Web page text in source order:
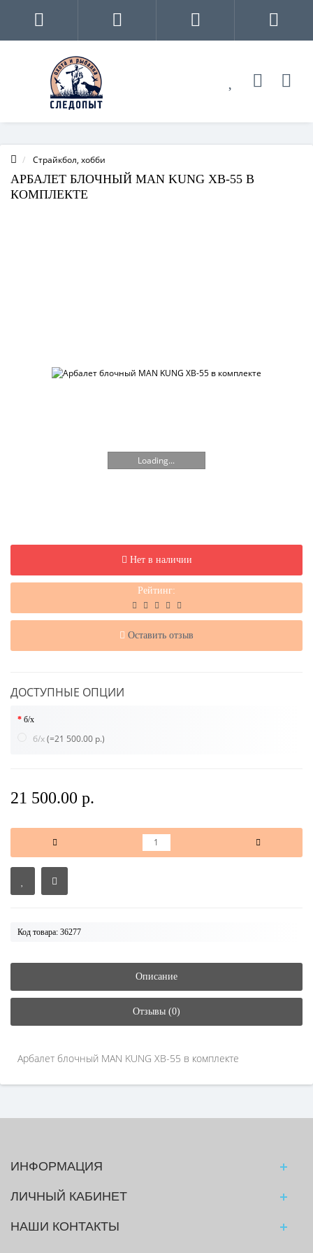
Страйкбол, хобби
АРБАЛЕТ БЛОЧНЫЙ MAN KUNG XB-55 В
КОМПЛЕКТЕ
Loading...
Нет в наличии
Рейтинг:
Оставить отзыв
ДОСТУПНЫЕ ОПЦИИ
б/х
б/х(=21 500.00 р.)
21 500.00 р.
Код товара: 36277
Описание
Отзывы (0)
Арбалет блочный MAN KUNG XB-55 в комплекте
ИНФОРМАЦИЯ
ЛИЧНЫЙ КАБИНЕТ
НАШИ КОНТАКТЫ